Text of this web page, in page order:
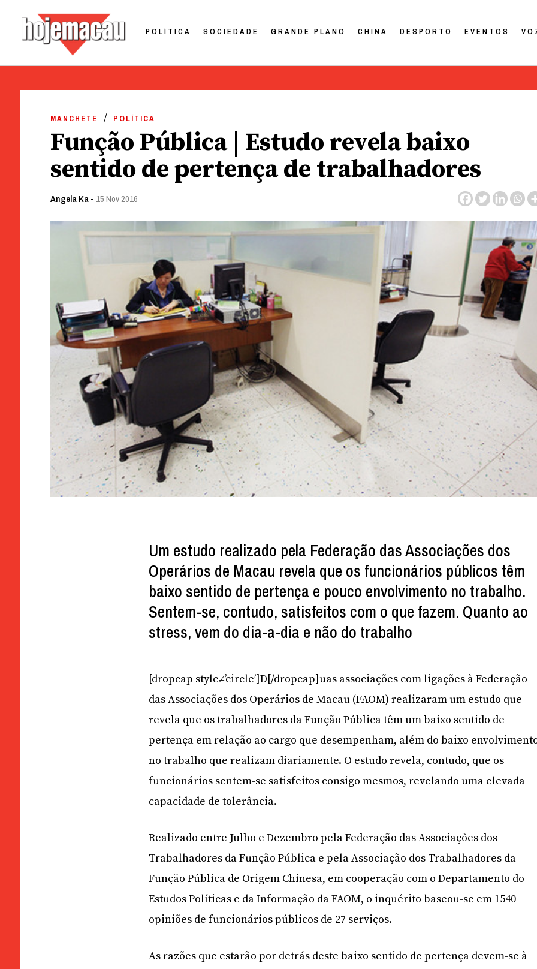
POLÍTICA SOCIEDADE GRANDE PLANO CHINA DESPORTO EVENTOS
MANCHETE POLÍTICA
Função Pública | Estudo revela baixo
sentido de pertença de trabalhadores
Angela Ka- 15 Nov 2016
Um estudo realizado pela Federação das Associações dos
Operários de Macau revela que os funcionários públicos têm
baixo sentido de pertença e pouco envolvimento no trabalho.
Sentem-se, contudo, satisfeitos com o que fazem. Quanto ao
stress, vem do dia-a-dia e não do trabalho
[dropcap style≠’circle’]D[/dropcap]uas associações com ligações à Federação
das Associações dos Operários de Macau (FAOM) realizaram um estudo que
revela que os trabalhadores da Função Pública têm um baixo sentido de
pertença em relação ao cargo que desempenham, além do baixo
no trabalho que realizam diariamente. O estudo revela, contudo, que os
funcionários sentem-se satisfeitos consigo mesmos, revelando uma elevada
capacidade de tolerância.
Realizado entre Julho e Dezembro pela Federação das Associações dos
Trabalhadores da Função Pública e pela Associação dos Trabalhadores da
Função Pública de Origem Chinesa, em cooperação com o Departamento do
Estudos Políticas e da Informação da FAOM, o inquérito baseou-se em 1540
opiniões de funcionários públicos de 27 serviços.
As razões que estarão por detrás deste baixo sentido de pertença devem-se à